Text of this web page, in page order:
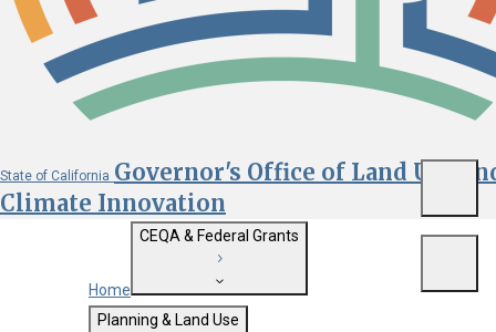
State of California Governor's Office of Land Use
Climate Innovation
Custom Google Search
Home
CEQA & Federal Grants
Getting Started with CEQA
Planning & Land Use